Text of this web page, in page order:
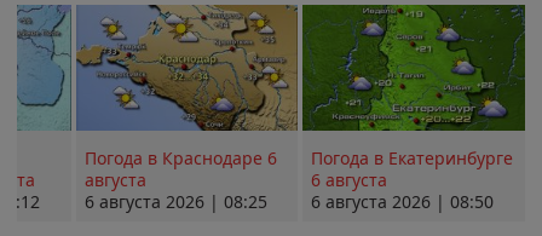
Погода в Краснодаре 6
августа
6 августа 2026 | 08:25
Погода в Екатеринбурге
6 августа
6 августа 2026 | 08:50